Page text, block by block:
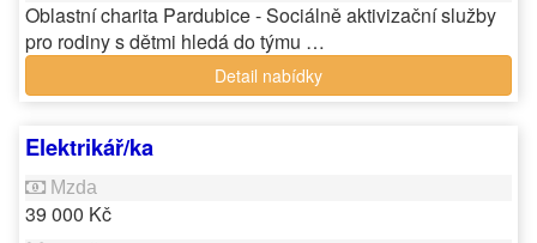
Oblastní charita Pardubice - Sociálně aktivizační služby
pro rodiny s dětmi hledá do týmu …
Detail nabídky
Elektrikář/ka
39 000 Kč